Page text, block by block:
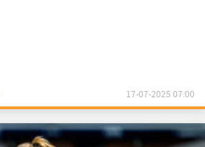
17-07-2025 07:00